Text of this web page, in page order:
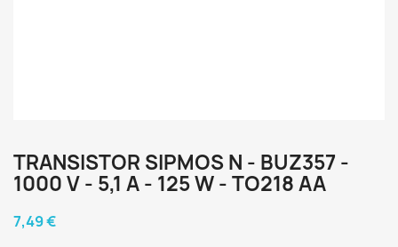
TRANSISTOR SIPMOS N - BUZ357 -
1000 V - 5,1 A - 125 W - TO218 AA
7,49 €